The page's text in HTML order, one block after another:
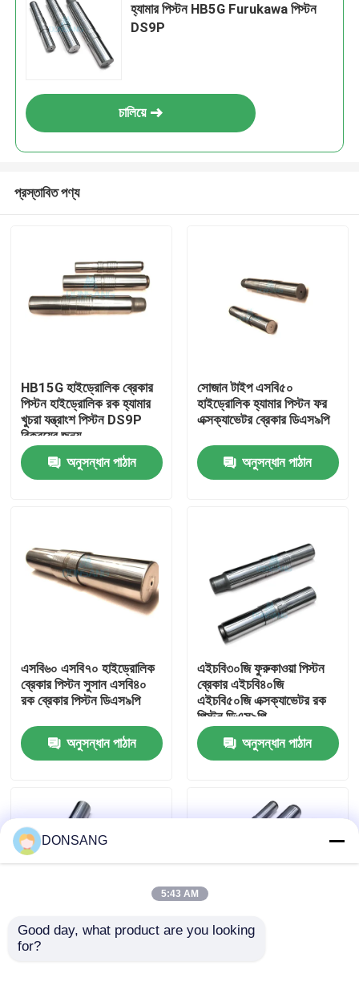
পণ্য
আমাদের সম্পর্কে
কারখানা ভ্রমণ
যোগাযোগ করুন
হাইড্রোলিক রক ব্রেকার
হ্যামার পিস্টন HB5G Furukawa পিস্টন
DS9P
চালিয়ে
প্রস্তাবিত পণ্য
HB15G হাইড্রোলিক ব্রেকার
পিস্টন হাইড্রোলিক রক হ্যামার
খুচরা যন্ত্রাংশ পিস্টন DS9P
বিক্রয়ের জন্য
অনুসন্ধান পাঠান
সোজান টাইপ এসবি৫০
হাইড্রোলিক হ্যামার পিস্টন ফর
এক্সক্যাভেটর ব্রেকার ডিএস৯পি
অনুসন্ধান পাঠান
এসবি৬০ এসবি৭০ হাইড্রোলিক
ব্রেকার পিস্টন সুসান এসবি৪০
রক ব্রেকার পিস্টন ডিএস৯পি
অনুসন্ধান পাঠান
এইচবি৩০জি ফুরুকাওয়া পিস্টন
ব্রেকার এইচবি৪০জি
এইচবি৫০জি এক্সক্যাভেটর রক
পিস্টন ডিএস৯পি
অনুসন্ধান পাঠান
Daemo DMB03 DMB04
DONSANG
5:43 AM
Good day, what product are you looking
for?